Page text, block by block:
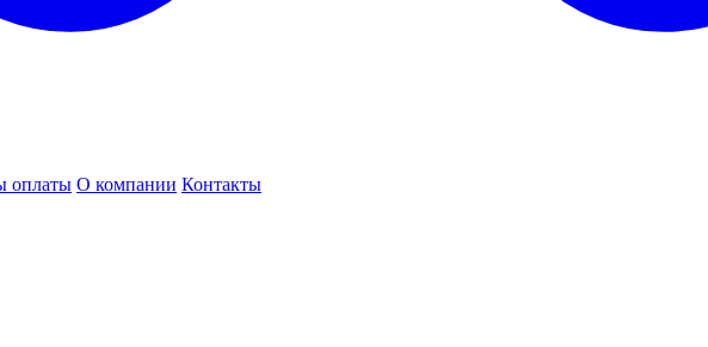
оплаты О компании Контакты